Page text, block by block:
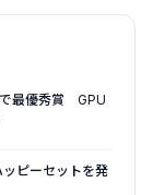
で最優秀賞 GPU
ピーセットを発